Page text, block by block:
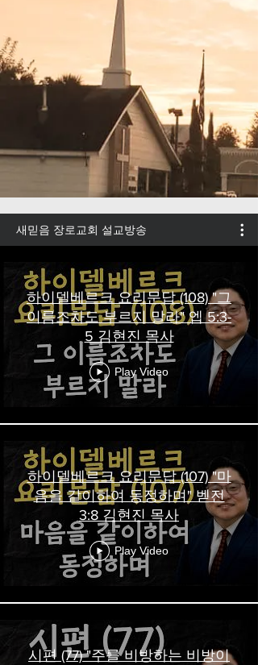
새믿음 장로교회 설교방송
하이델베르크 요리문답 (108) "그
이름조차도 부르지 말라" 엡 5:3-
5 김현진 목사
Play Video
하이델베르크 요리문답 (107) "마
음을 같이하여 동정하며" 벧전
3:8 김현진 목사
Play Video
시편 (77) "주를 비방하는 비방이